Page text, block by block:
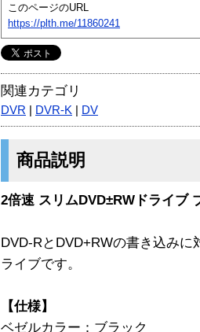
このページのURL
https://plth.me/11860241
関連カテゴリ
DVR DVR-K DV
商品説明
2倍速 スリムDVD±RWドライブ
DVD-RとDVD+RWの書き込み
ライブです。
【仕様】
ベゼルカラー：ブラック